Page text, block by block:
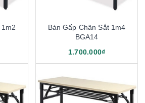
Bàn Gấp Chân Sắt 1m4
BGA14
1.700.000₫